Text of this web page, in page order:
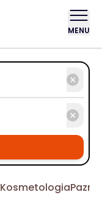
MENU
Kosmetologia